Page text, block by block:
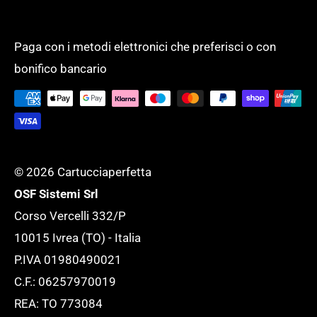
completo di oltre 50.000 prodotti per
supportare l'ufficio ed adattarlo ad ogni
esigenza.
SERVIZI GENERALI
Tempi di evasione
Tutte le novità
Paga con i metodi elettronici che preferisci o con
bonifico bancario
© 2026 Cartucciaperfetta
OSF Sistemi Srl
Corso Vercelli 332/P
10015 Ivrea (TO) - Italia
P.IVA 01980490021
C.F.: 06257970019
REA: TO 773084